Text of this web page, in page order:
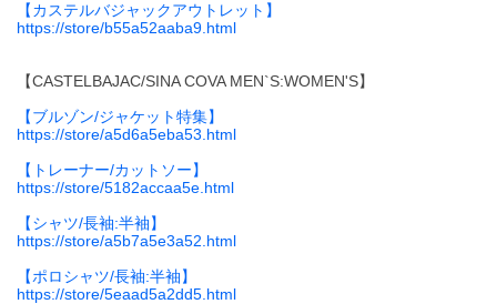
【カステルバジャックアウトレット】
https://store/b55a52aaba9.html
【CASTELBAJAC/SINA COVA MEN`S:WOMEN'S】
【ブルゾン/ジャケット特集】
https://store/a5d6a5eba53.html
【トレーナー/カットソー】
https://store/5182accaa5e.html
【シャツ/長袖:半袖】
https://store/a5b7a5e3a52.html
【ポロシャツ/長袖:半袖】
https://store/5eaad5a2dd5.html